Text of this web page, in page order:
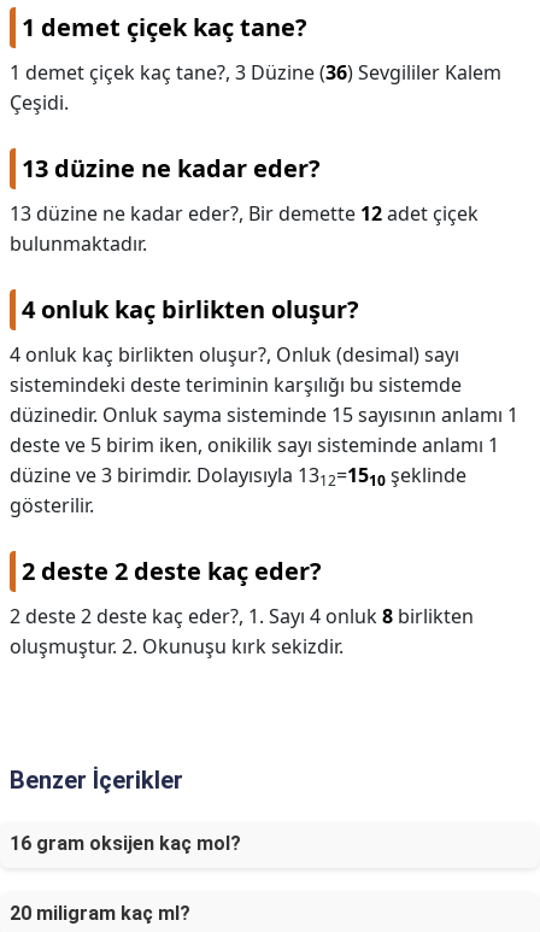
1 demet çiçek kaç tane?
1 demet çiçek kaç tane?, 3 Düzine (36) Sevgililer Kalem
Çeşidi.
13 düzine ne kadar eder?
13 düzine ne kadar eder?, Bir demette 12adet çiçek
bulunmaktadır.
4 onluk kaç birlikten oluşur?
4 onluk kaç birlikten oluşur?, Onluk (desimal) sayı
sistemindeki deste teriminin karşılığı bu sistemde
düzinedir. Onluk sayma sisteminde 15 sayısının anlamı 1
deste ve 5 birim iken, onikilik sayı sisteminde anlamı 1
düzine ve 3 birimdir. Dolayısıyla 1312=1510 şeklinde
gösterilir.
2 deste 2 deste kaç eder?
2 deste 2 deste kaç eder?, 1. Sayı 4 onluk8 birlikten
oluşmuştur. 2. Okunuşu kırk sekizdir.
Benzer İçerikler
16 gram oksijen kaç mol?
20 miligram kaç ml?